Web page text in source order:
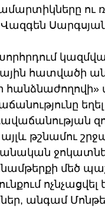
ու
հատվածի
այլև թշնամու
մեծ
անգամ Մոնթե